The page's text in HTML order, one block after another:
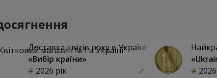
Доставка квітів року в Україні
«Вибір країни»
2026 рік